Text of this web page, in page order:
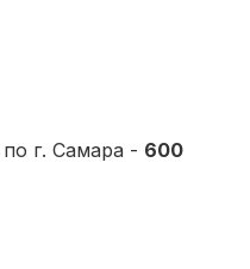
г. Самара - 600